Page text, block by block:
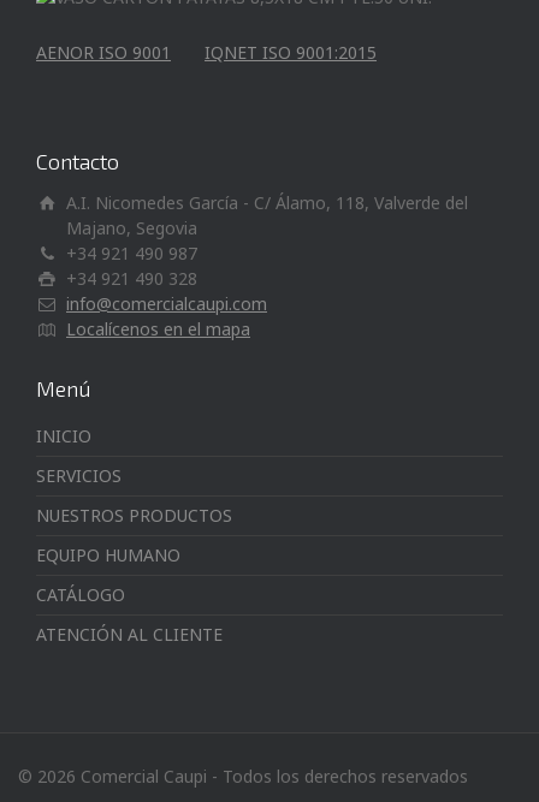
AENOR ISO 9001 IQNET ISO 9001:2015
Contacto
A.I. Nicomedes García - C/ Álamo, 118, Valverde del
Majano, Segovia
+34 921 490 987
+34 921 490 328
info@comercialcaupi.com
Localícenos en el mapa
Menú
INICIO
SERVICIOS
NUESTROS PRODUCTOS
EQUIPO HUMANO
CATÁLOGO
ATENCIÓN AL CLIENTE
© 2026 Comercial Caupi - Todos los derechos reservados